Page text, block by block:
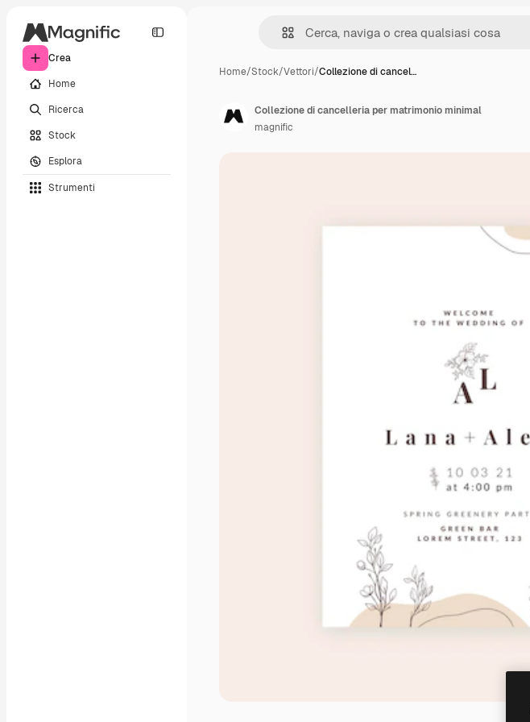
Crea
Home
Ricerca
Stock
Esplora
Strumenti
Home/Stock/Vettori/Collezione di cancel…
Collezione di cancelleria per matrimonio minimal
magnific